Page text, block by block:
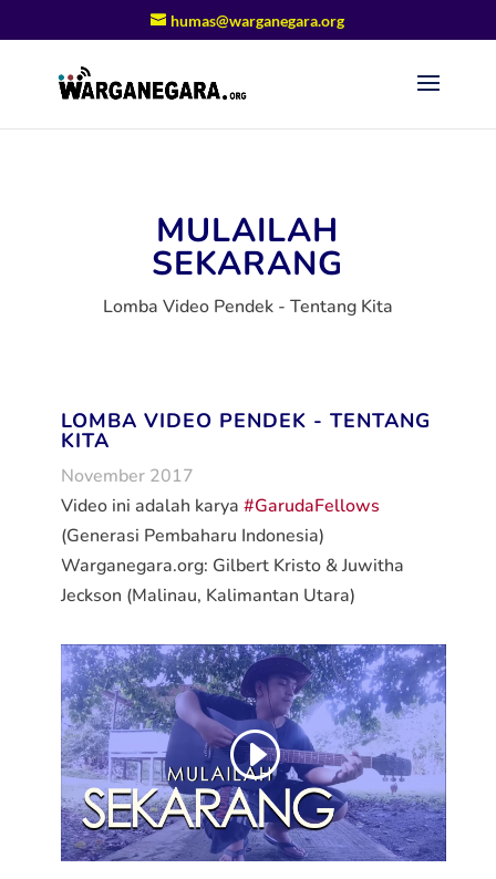
humas@warganegara.org
MULAILAH
SEKARANG
Lomba Video Pendek - Tentang Kita
LOMBA VIDEO PENDEK - TENTANG
KITA
November 2017
Video ini adalah karya #GarudaFellows
(Generasi Pembaharu Indonesia)
Warganegara.org: Gilbert Kristo & Juwitha
Jeckson (Malinau, Kalimantan Utara)